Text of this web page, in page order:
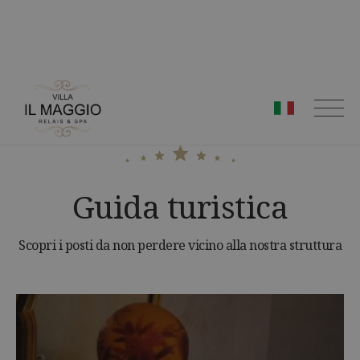
Guida turistica
Scopri i posti da non perdere vicino alla nostra struttura